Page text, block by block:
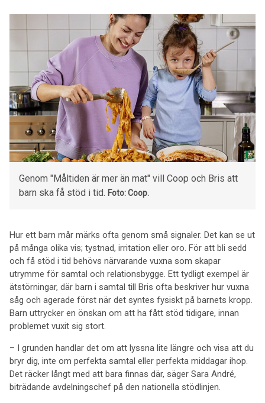
Genom "Måltiden är mer än mat" vill Coop och Bris att
barn ska få stöd i tid. Foto: Coop.
Hur ett barn mår märks ofta genom små signaler. Det kan se ut
på många olika vis; tystnad, irritation eller oro. För att bli sedd
och få stöd i tid behövs närvarande vuxna som skapar
utrymme för samtal och relationsbygge. Ett tydligt exempel är
ätstörningar, där barn i samtal till Bris ofta beskriver hur vuxna
såg och agerade först när det syntes fysiskt på barnets kropp.
Barn uttrycker en önskan om att ha fått stöd tidigare, innan
problemet vuxit sig stort.
– I grunden handlar det om att lyssna lite längre och visa att du
bryr dig, inte om perfekta samtal eller perfekta middagar ihop.
Det räcker långt med att bara finnas där, säger Sara André,
biträdande avdelningschef på den nationella stödlinjen.